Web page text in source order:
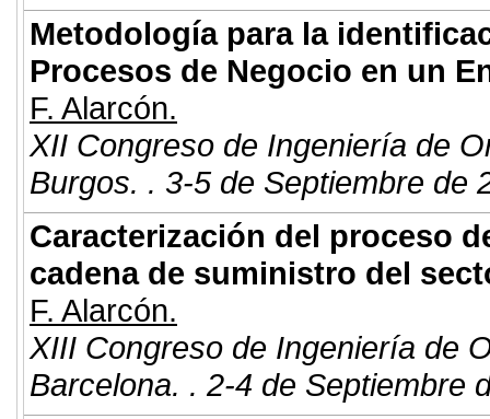
Metodología para la
Procesos de Negocio en un
F. Alarcón.
XII Congreso de Ingeniería de
Burgos. . 3-5 de Septiembre de
Caracterización del proceso
cadena de suministro del
F. Alarcón.
XIII Congreso de Ingeniería de
Barcelona. . 2-4 de Septiembre